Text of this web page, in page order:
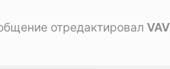
отредактировал